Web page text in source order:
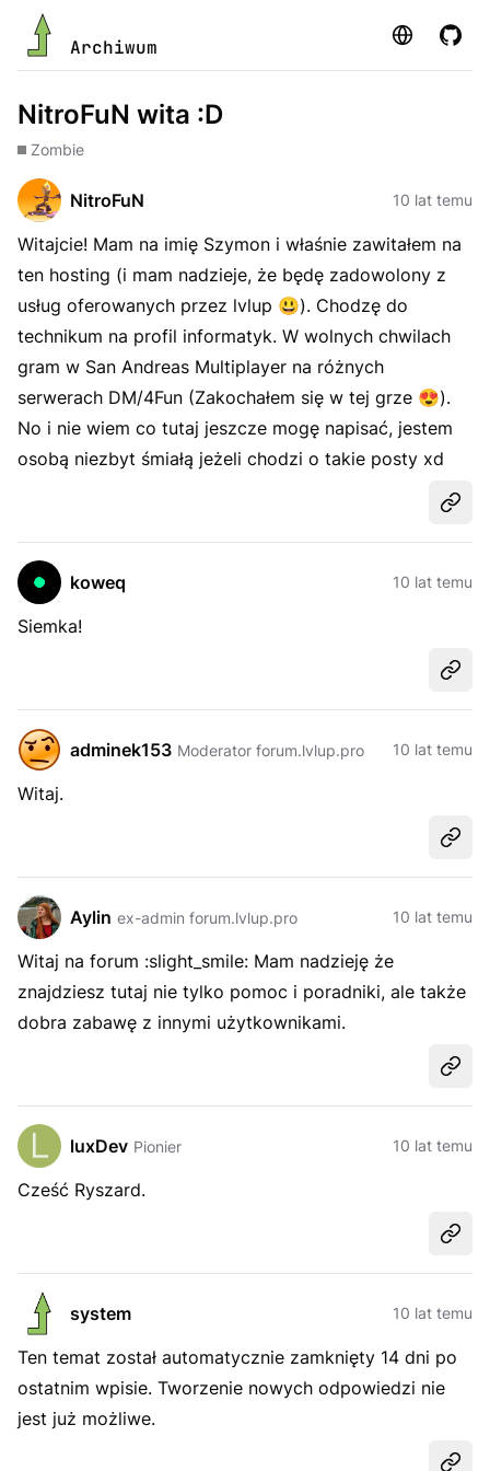
Archiwum Strona
NitroFuN wita :D
Zombie
NitroFuN 10 lat temu
Witajcie! Mam na imię Szymon i właśnie zawitałem na
ten hosting (i mam nadzieje, że będę zadowolony z
usług oferowanych przez lvlup 😃). Chodzę do
technikum na profil informatyk. W wolnych chwilach
gram w San Andreas Multiplayer na różnych
serwerach DM/4Fun (Zakochałem się w tej grze 😍).
No i nie wiem co tutaj jeszcze mogę napisać, jestem
osobą niezbyt śmiałą jeżeli chodzi o takie posty xd
koweq 10 lat temu
Siemka!
adminek153 Moderator forum.lvlup.pro 10 lat temu
Witaj.
Aylin ex-admin forum.lvlup.pro 10 lat temu
Witaj na forum :slight_smile: Mam nadzieję że
znajdziesz tutaj nie tylko pomoc i poradniki, ale także
dobra zabawę z innymi użytkownikami.
luxDev Pionier 10 lat temu
Cześć Ryszard.
system 10 lat temu
Ten temat został automatycznie zamknięty 14 dni po
ostatnim wpisie. Tworzenie nowych odpowiedzi nie
jest już możliwe.